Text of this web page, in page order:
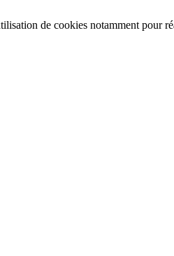
de cookies notamment pour